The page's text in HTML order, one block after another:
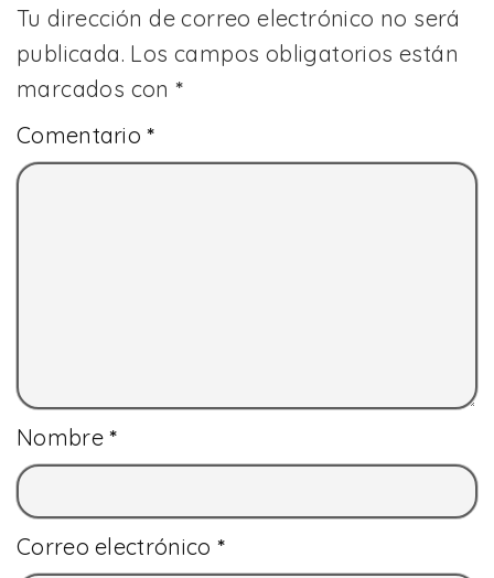
Tu dirección de correo electrónico no será
publicada. Los campos obligatorios están
marcados con*
Comentario*
Nombre*
Correo electrónico *